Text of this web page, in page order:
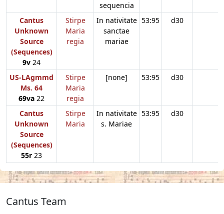
sequencia
Cantus
Unknown
Source
(Sequences)
9v 24
Stirpe
Maria
regia
In nativitate
sanctae
mariae
53:95 d30
US-LAgmmd
Ms. 64
69va 22
Stirpe
Maria
regia
[none] 53:95 d30
Cantus
Unknown
Source
(Sequences)
55r 23
Stirpe
Maria
In nativitate
s. Mariae
53:95 d30
Cantus Team